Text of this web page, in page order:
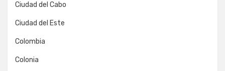
Ciudad del Cabo
Ciudad del Este
Colombia
Colonia